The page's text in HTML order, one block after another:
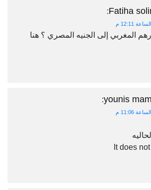
Fatiha
:
المغربي إلى الجنيه المصري ؟ هنا
younis
:
It does